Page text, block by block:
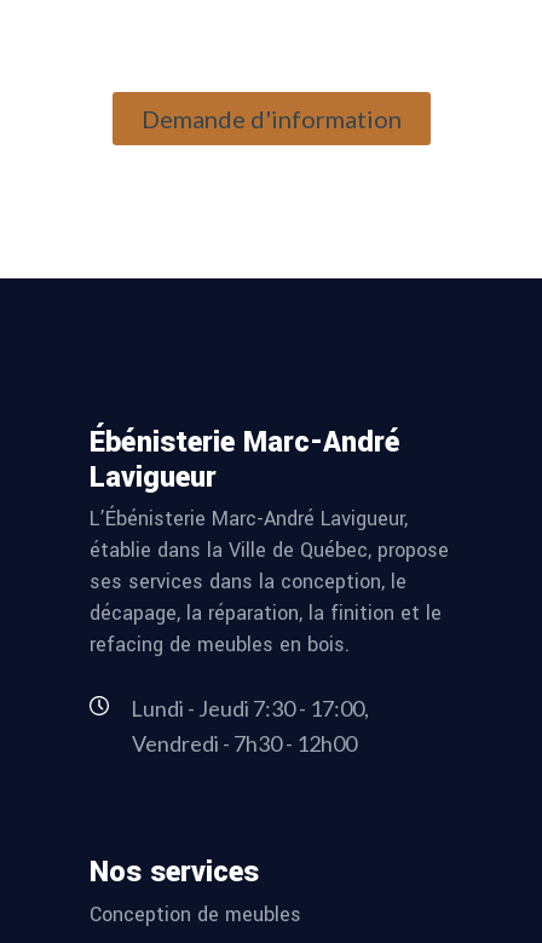
Demande d'information
Ébénisterie Marc-André
Lavigueur
L’Ébénisterie Marc-André Lavigueur,
établie dans la Ville de Québec, propose
ses services dans la conception, le
décapage, la réparation, la finition et le
refacing de meubles en bois.
Lundi - Jeudi 7:30 - 17:00,
Vendredi - 7h30 - 12h00
Nos services
Conception de meubles